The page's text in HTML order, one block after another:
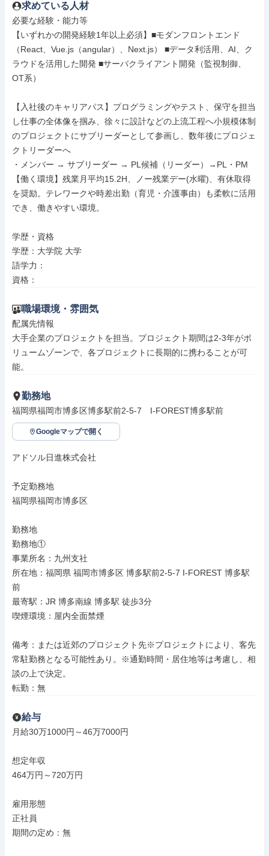
求めている人材
必要な経験・能力等
【いずれかの開発経験1年以上必須】■モダンフロントエンド
（React、Vue.js（angular）、Next.js） ■データ利活用、AI、ク
ラウドを活用した開発 ■サーバクライアント開発（監視制御、
OT系）
【入社後のキャリアパス】プログラミングやテスト、保守を担当
し仕事の全体像を掴み、徐々に設計などの上流工程へ小規模体制
のプロジェクトにサブリーダーとして参画し、数年後にプロジェ
クトリーダーへ
・メンバー → サブリーダー → PL候補（リーダー）→PL・PM
【働く環境】残業月平均15.2H、ノー残業デー(水曜)、有休取得
を奨励。テレワークや時差出勤（育児・介護事由）も柔軟に活用
でき、働きやすい環境。
学歴・資格
学歴：大学院 大学
語学力：
資格：
職場環境・雰囲気
配属先情報
大手企業のプロジェクトを担当。プロジェクト期間は2-3年がボ
リュームゾーンで、各プロジェクトに長期的に携わることが可
能。
勤務地
福岡県福岡市博多区博多駅前2-5-7　I-FOREST博多駅前
Googleマップで開く
アドソル日進株式会社
予定勤務地
福岡県福岡市博多区
勤務地
勤務地①
事業所名：九州支社
所在地：福岡県 福岡市博多区 博多駅前2-5-7 I-FOREST 博多駅
前
最寄駅：JR 博多南線 博多駅 徒歩3分
喫煙環境：屋内全面禁煙
備考：または近郊のプロジェクト先※プロジェクトにより、客先
常駐勤務となる可能性あり。※通勤時間・居住地等は考慮し、相
談の上で決定。
転勤：無
給与
月給30万1000円～46万7000円
想定年収
464万円～720万円
雇用形態
正社員
期間の定め：無